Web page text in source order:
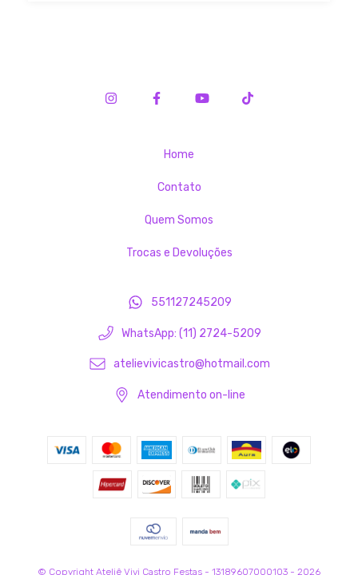
Home
Contato
Quem Somos
Trocas e Devoluções
551127245209
WhatsApp: (11) 2724-5209
atelievivicastro@hotmail.com
Atendimento on-line
© Copyright Ateliê Vivi Castro Festas - 13189607000103 - 2026